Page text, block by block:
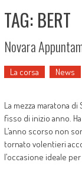
TAG: BERT
Novara
La corsa News
La mezza maratona
fisso di inizio anno.
L’anno scorso non
tornato volentieri
l’occasione ideale